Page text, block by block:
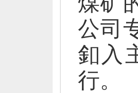
公司
釦入
行。